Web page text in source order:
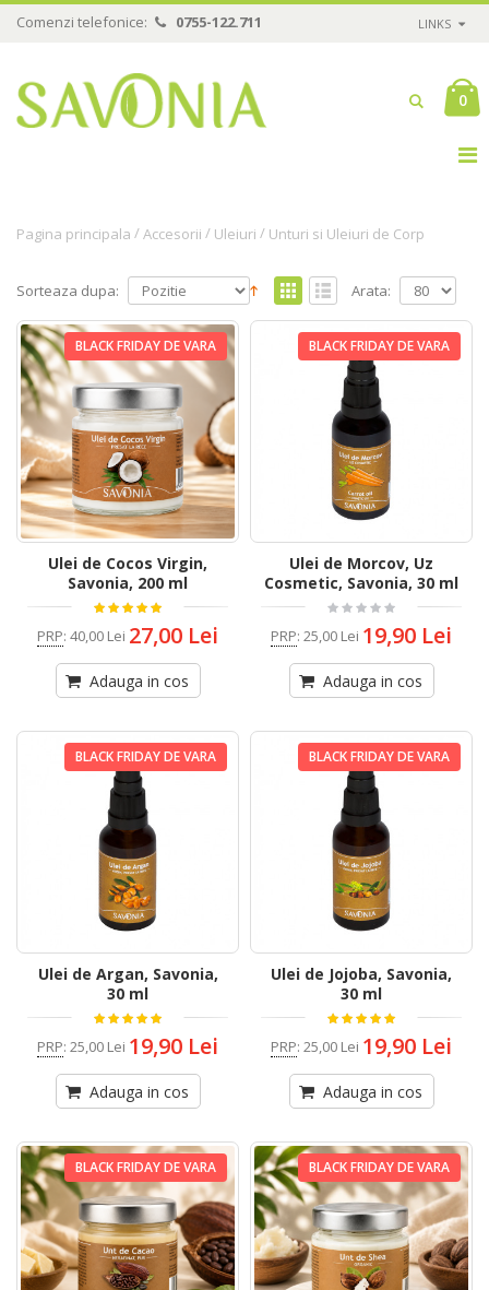
Comenzi telefonice: 0755-122.711 LINKS
0
Pagina principala /Accesorii / Uleiuri / Unturi si Uleiuri de Corp
Sorteaza dupa: Arata:
BLACK FRIDAY DE VARA
Ulei de Cocos Virgin,
Savonia, 200 ml
PRP: 40,00 Lei 27,00 Lei
Adauga in cos
BLACK FRIDAY DE VARA
Ulei de Morcov, Uz
Cosmetic, Savonia, 30 ml
PRP: 25,00 Lei 19,90 Lei
Adauga in cos
BLACK FRIDAY DE VARA
Ulei de Argan, Savonia,
30 ml
PRP: 25,00 Lei 19,90 Lei
Adauga in cos
BLACK FRIDAY DE VARA
Ulei de Jojoba, Savonia,
30 ml
PRP: 25,00 Lei 19,90 Lei
Adauga in cos
BLACK FRIDAY DE VARA BLACK FRIDAY DE VARA